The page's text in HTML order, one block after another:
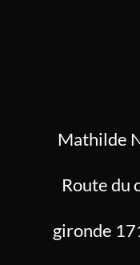
Mathilde
Route du
gironde